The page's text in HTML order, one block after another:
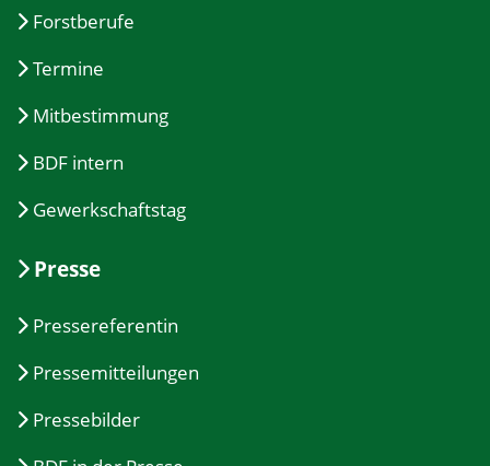
Forstberufe
Termine
Mitbestimmung
BDF intern
Gewerkschaftstag
Presse
Pressereferentin
Pressemitteilungen
Pressebilder